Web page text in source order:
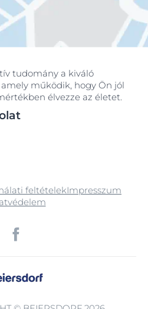
tudomány a kiváló
működik, hogy Ön jól
élvezze az életet.
feltételekImpresszum